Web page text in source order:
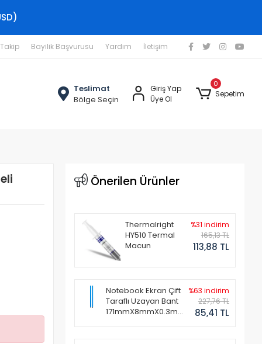
Bayilik Başvurusu Yardım İletişim
Teslimat
Bölge Seçin
Giriş Yap
Üye Ol
0
Sepetim
Önerilen Ürünler
Thermalright
HY510 Termal
Macun
%31 indirim
165,13 TL
113,88 TL
Notebook Ekran Çift
Taraflı Uzayan Bant
171mmX8mmX0.3mm
%63 indirim
227,76 TL
85,41 TL